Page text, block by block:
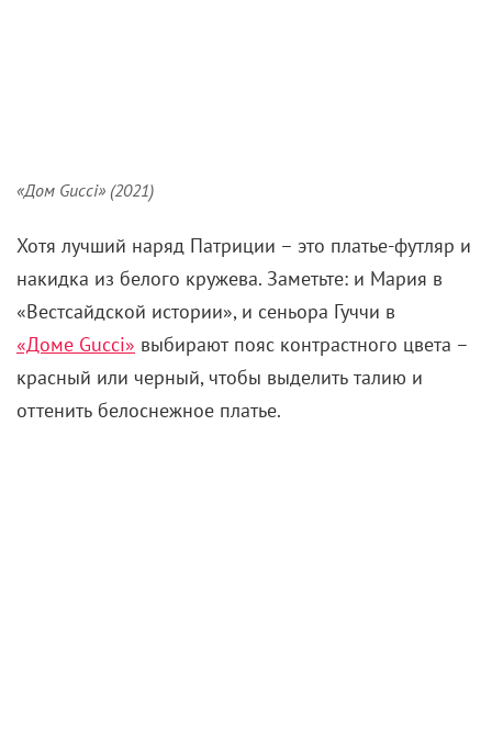
«Дом Gucci» (2021)
Хотя лучший наряд Патриции – это платье-футляр и
накидка из белого кружева. Заметьте: и Мария в
«Вестсайдской истории», и сеньора Гуччи в
«Доме Gucci» выбирают пояс контрастного цвета –
красный или черный, чтобы выделить талию и
оттенить белоснежное платье.